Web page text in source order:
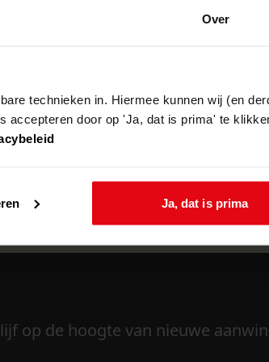
Over
technieken in. Hiermee kunnen wij (en
accepteren door op 'Ja, dat is prima' te
Ja, dat is prima
op de hoogte van nieuwe